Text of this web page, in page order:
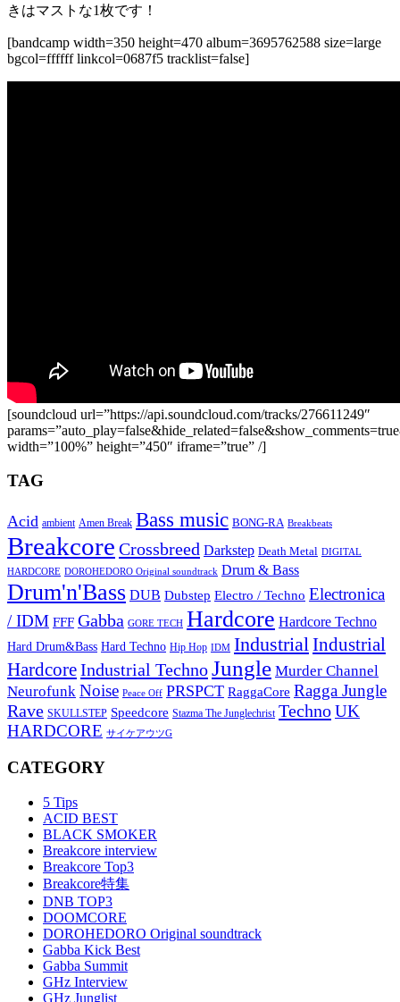
きはマストな1枚です！
[bandcamp width=350 height=470 album=3695762588 size=large
bgcol=ffffff linkcol=0687f5 tracklist=false]
[soundcloud url=”https://api.soundcloud.com/tracks/276611249″
width=”100%” height=”450″ iframe=”true” /]
TAG
Acid ambient Amen Break Bass music BONG-RA Breakbeats
Breakcore Crossbreed Darkstep Death Metal DIGITAL
HARDCORE DOROHEDORO Original soundtrack Drum & Bass
Drum'n'Bass DUB Dubstep Electro / Techno Electronica
/ IDM FFF Gabba GORE TECH Hardcore Hardcore Techno
Hard Drum&Bass Hard Techno Hip Hop IDM IndustrialIndustrial
HardcoreIndustrial TechnoJungle Murder Channel
Neurofunk Noise Peace Off PRSPCT RaggaCore Ragga Jungle
Rave SKULLSTEP Speedcore Stazma The Junglechrist TechnoUK
HARDCORE サイケアウツG
CATEGORY
5 Tips
ACID BEST
BLACK SMOKER
Breakcore interview
Breakcore Top3
Breakcore特集
DNB TOP3
DOOMCORE
DOROHEDORO Original soundtrack
Gabba Kick Best
Gabba Summit
GHz Interview
GHz Junglist